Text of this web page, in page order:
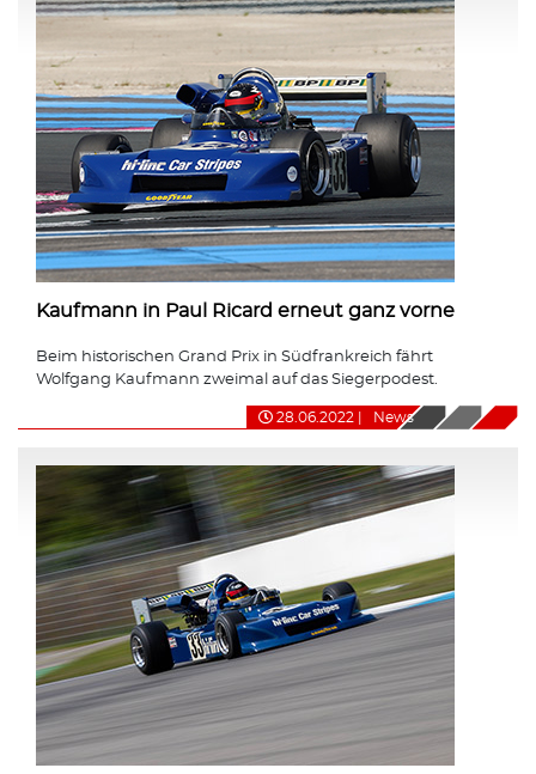
Kaufmann in Paul Ricard erneut ganz vorne
Beim historischen Grand Prix in Südfrankreich fährt
Wolfgang Kaufmann zweimal auf das Siegerpodest.
28.06.2022 News